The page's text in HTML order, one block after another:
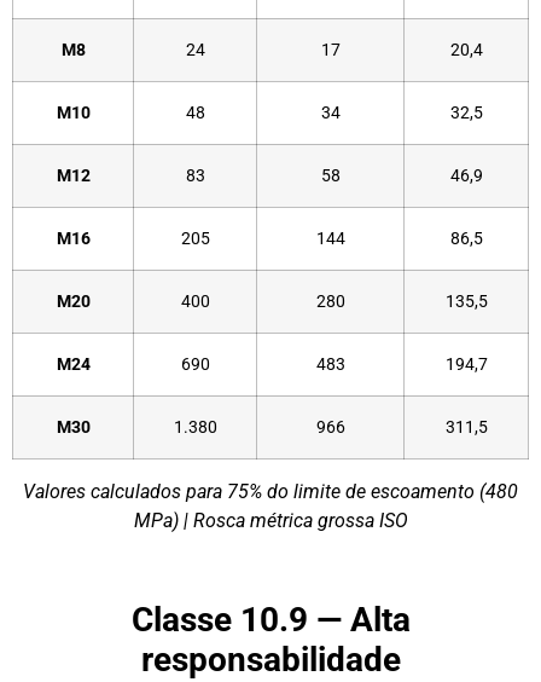
M8 24 17 20,4
M10 48 34 32,5
M12 83 58 46,9
M16 205 144 86,5
M20 400 280 135,5
M24 690 483 194,7
M30 1.380 966 311,5
Valores calculados para 75% do limite de escoamento (480
MPa) | Rosca métrica grossa ISO
Classe 10.9 — Alta
responsabilidade